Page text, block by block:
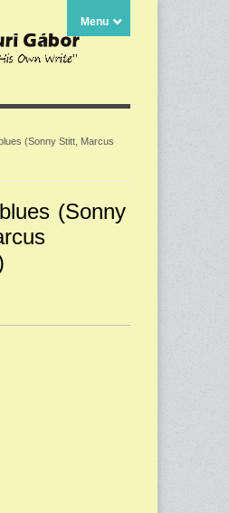
Menu
(Sonny Stitt, Marcus
(Sonny